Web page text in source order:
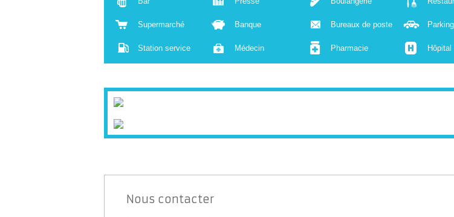
Supermarché Banque Bureaux de poste Parking
Station service Médecin Pharmacie Hôpital
Nous contacter